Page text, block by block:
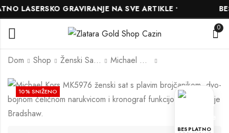
LASERSKO GRAVIRANJE NA SVE ARTIKLE •
0
Dom Shop Ženski Satovi Michael Kors
MICHAEL KORS
MK6971
KM
MICHAEL KORS
MK4804
KM
10% SNIŽENO
BESPLATNO